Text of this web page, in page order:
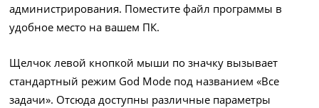
администрирования. Поместите файл программы в
удобное место на вашем ПК.
Щелчок левой кнопкой мыши по значку вызывает
стандартный режим God Mode под названием «Все
задачи». Отсюда доступны различные параметры